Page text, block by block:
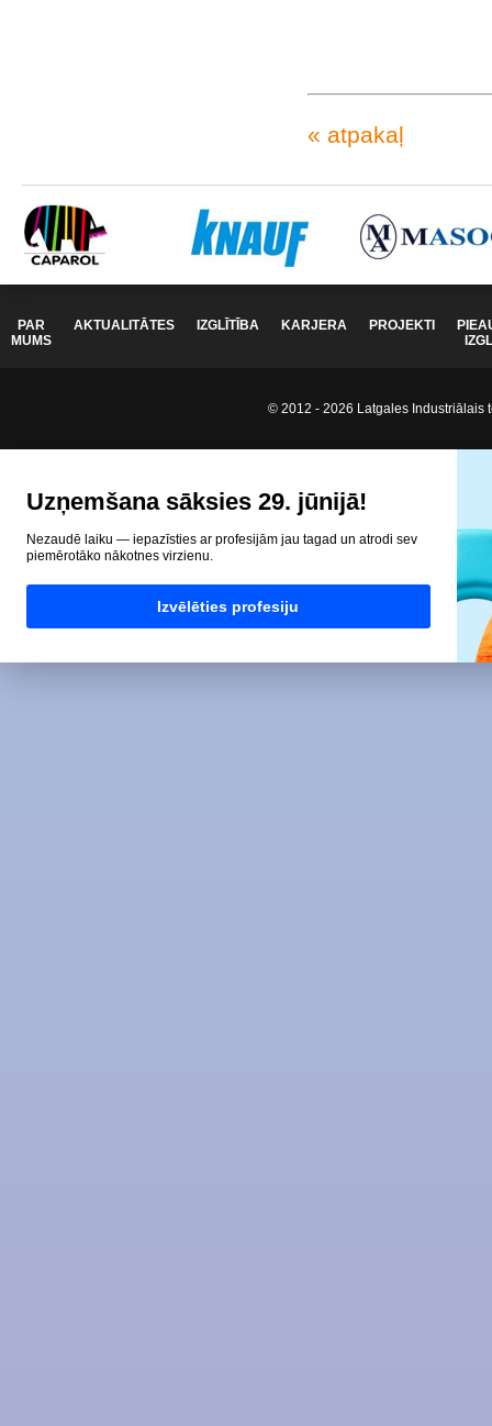
« atpakaļ
PAR
MUMS
AKTUALITĀTES IZGLĪTĪBA KARJERA PROJEKTI
© 2012 - 2026 Latgales Industriālais
Uzņemšana sāksies 29. jūnijā!
Nezaudē laiku — iepazīsties ar profesijām jau tagad un atrodi sev
piemērotāko nākotnes virzienu.
Izvēlēties profesiju